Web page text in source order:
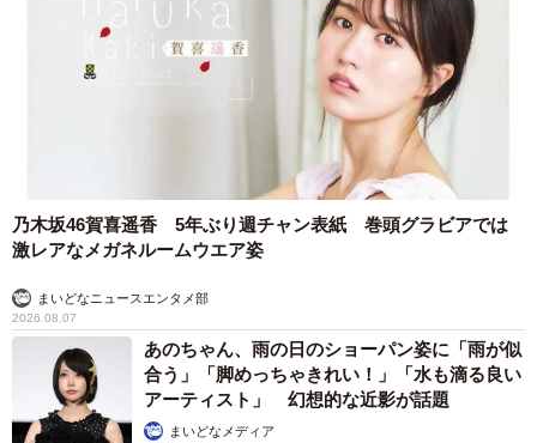
乃木坂46賀喜遥香 5年ぶり週チャン表紙 巻頭グラビアでは
激レアなメガネルームウエア姿
まいどなニュースエンタメ部
2026.08.07
あのちゃん、雨の日のショーパン姿に「雨が似
合う」「脚めっちゃきれい！」「水も滴る良い
アーティスト」 幻想的な近影が話題
まいどなメディア